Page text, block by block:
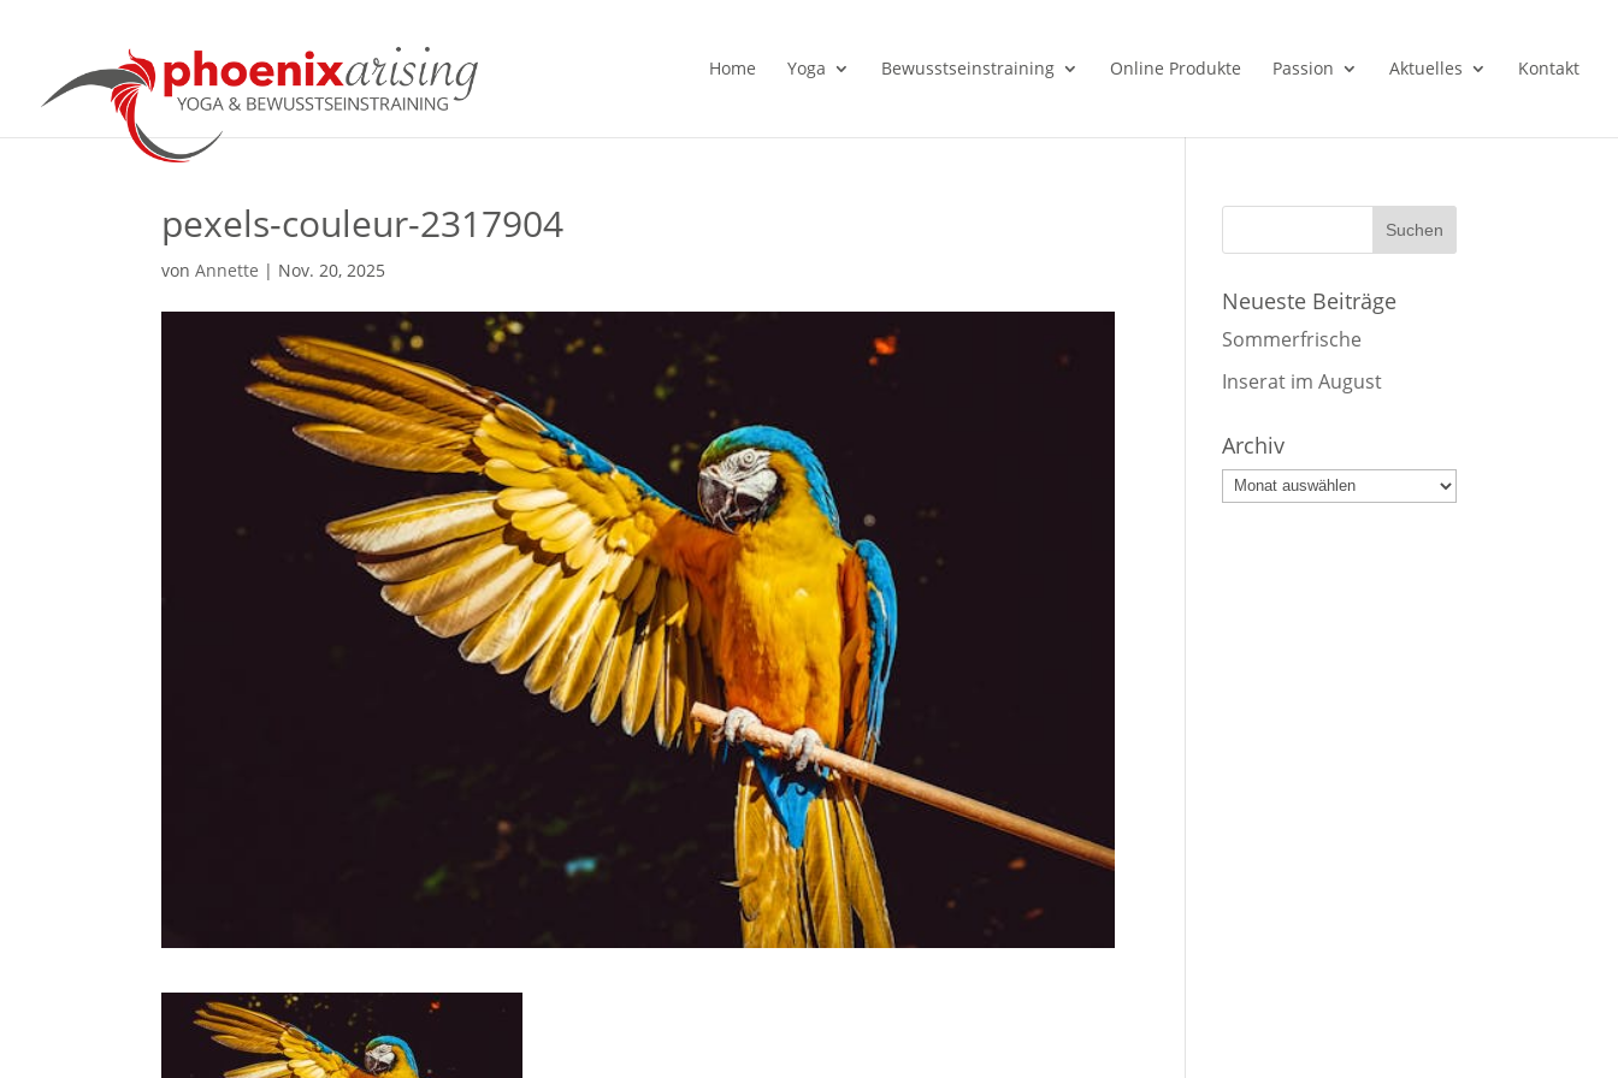
Home Yoga Bewusstseinstraining Online Produkte Passion Aktuelles Kontakt
pexels-couleur-2317904
vonAnnette | Nov. 20, 2025
Neueste Beiträge
Sommerfrische
Inserat im August
Archiv
Archiv